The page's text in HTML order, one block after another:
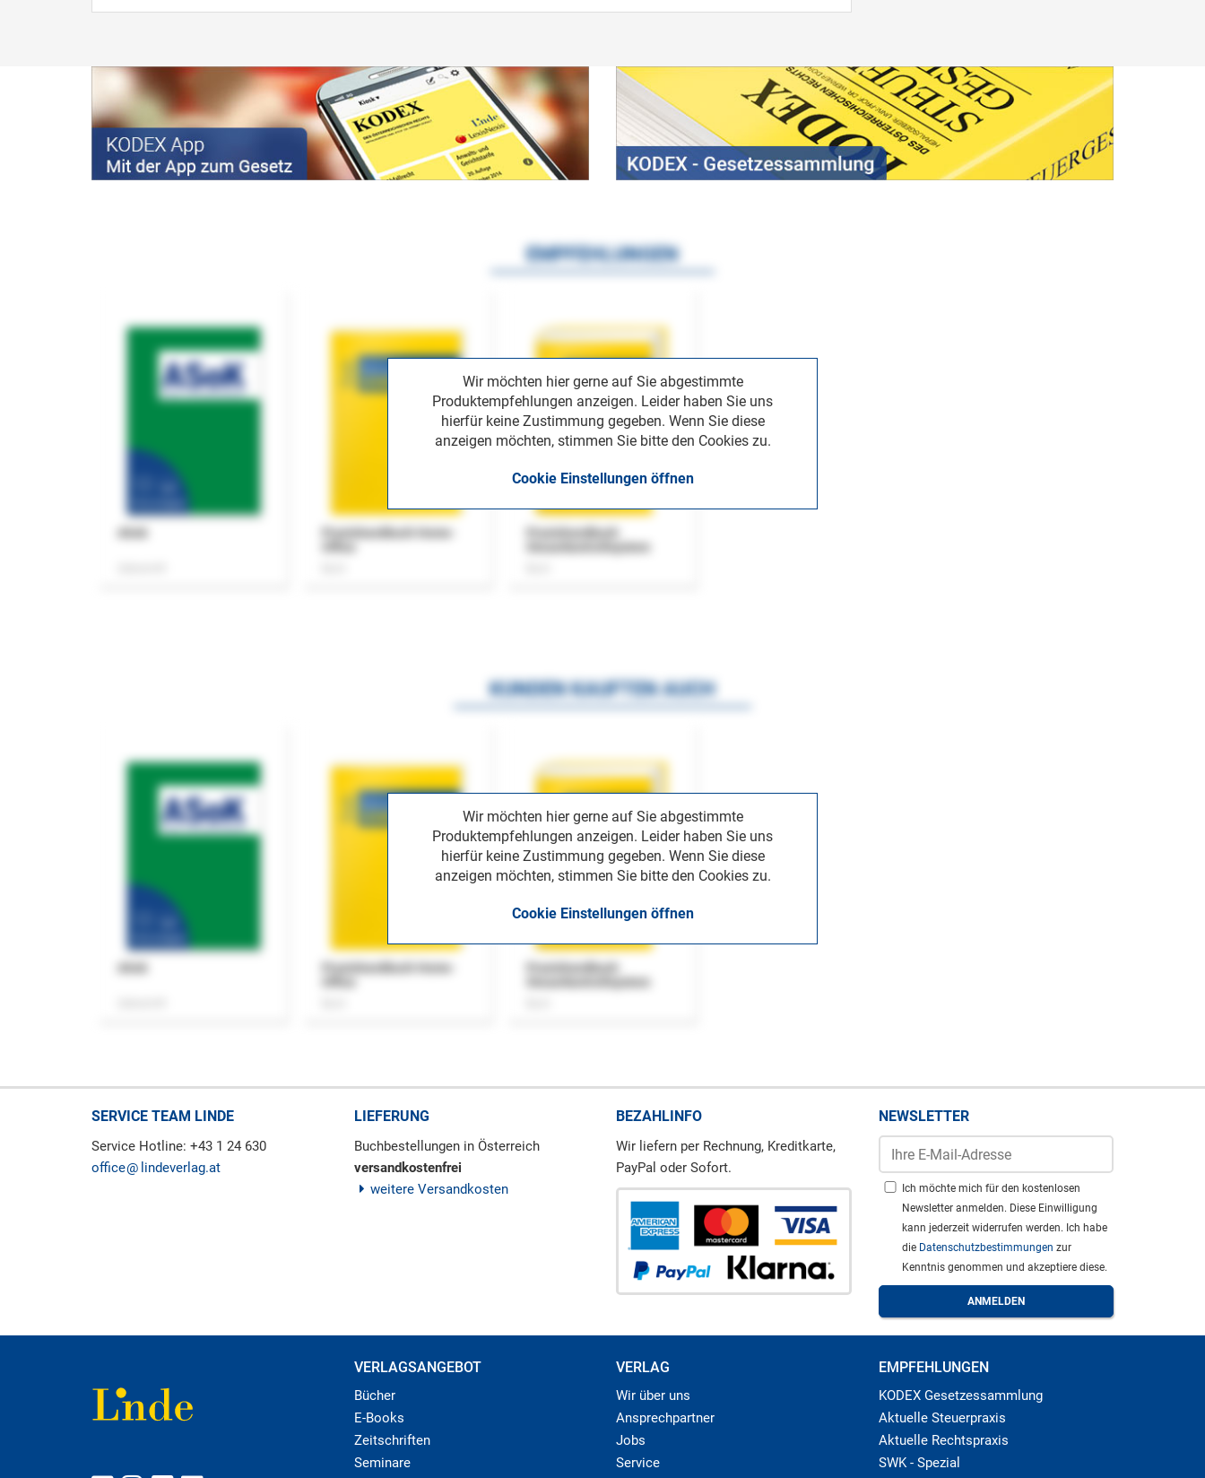
Wir möchten hier gerne auf Sie abgestimmte
Produktempfehlungen anzeigen. Leider haben Sie uns
hierfür keine Zustimmung gegeben. Wenn Sie diese
anzeigen möchten, stimmen Sie bitte den Cookies zu.
Cookie Einstellungen öffnen
EMPFEHLUNGEN
Praxishandbuch Home-
Praxishandbuch
Wir möchten hier gerne auf Sie abgestimmte
Produktempfehlungen anzeigen. Leider haben Sie uns
hierfür keine Zustimmung gegeben. Wenn Sie diese
anzeigen möchten, stimmen Sie bitte den Cookies zu.
Cookie Einstellungen öffnen
KUNDEN KAUFTEN AUCH
Praxishandbuch Home-
Praxishandbuch
SERVICE TEAM LINDE
Service Hotline: +43 1 24 630
office
lindeverlag.at
LIEFERUNG
Buchbestellungen in Österreich
versandkostenfrei
weitere Versandkosten
BEZAHLINFO
Wir liefern per Rechnung, Kreditkarte,
PayPal oder Sofort.
NEWSLETTER
Ich möchte mich für den kostenlosen
Newsletter anmelden. Diese Einwilligung
kann jederzeit widerrufen werden. Ich habe
die Datenschutzbestimmungen zur
Kenntnis genommen und akzeptiere diese.
VERLAGSANGEBOT
Bücher
E-Books
Zeitschriften
Seminare
VERLAG
Wir über uns
Ansprechpartner
Jobs
Service
EMPFEHLUNGEN
KODEX Gesetzessammlung
Aktuelle Steuerpraxis
Aktuelle Rechtspraxis
SWK - Spezial